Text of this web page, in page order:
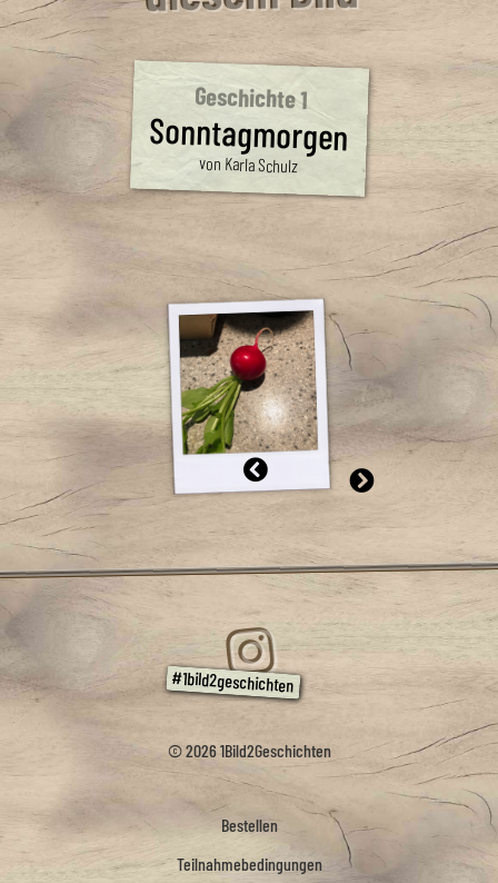
Geschichte 1
Sonntagmorgen
von Karla Schulz
© 2026 1Bild2Geschichten
Bestellen
Teilnahmebedingungen